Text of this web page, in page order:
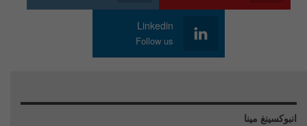
Linkedin
Follow us
انبوكسينغ مينا